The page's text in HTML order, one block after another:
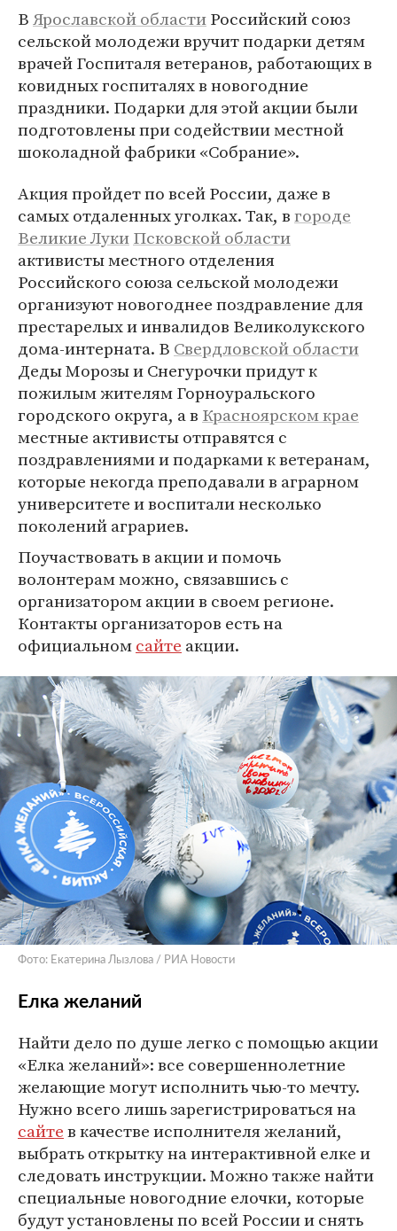
ВЯрославской областиРоссийский союз
сельской молодежи вручит подарки детям
врачей Госпиталя ветеранов, работающих в
ковидных госпиталях в новогодние
праздники. Подарки для этой акции были
подготовлены при содействии местной
шоколадной фабрики «Собрание».
Акция пройдет по всей России, даже в
самых отдаленных уголках. Так, вгороде
Великие ЛукиПсковской области
активисты местного отделения
Российского союза сельской молодежи
организуют новогоднее поздравление для
престарелых и инвалидов Великолукского
дома-интерната. В Свердловской области
Деды Морозы и Снегурочки придут к
пожилым жителям Горноуральского
городского округа, а в Красноярском крае
местные активисты отправятся с
поздравлениями и подарками к ветеранам,
которые некогда преподавали в аграрном
университете и воспитали несколько
поколений аграриев.
Поучаствовать в акции и помочь
волонтерам можно, связавшись с
организатором акции в своем регионе.
Контакты организаторов есть на
официальномсайте акции.
Фото: Екатерина Лызлова / РИА Новости
Елка желаний
Найти дело по душе легко с помощью акции
«Елка желаний»: все совершеннолетние
желающие могут исполнить чью-то мечту.
Нужно всего лишь зарегистрироваться на
сайтев качестве исполнителя желаний,
выбрать открытку на интерактивной елке и
следовать инструкции. Можно также найти
специальные новогодние елочки, которые
будут установлены по всей России и снять